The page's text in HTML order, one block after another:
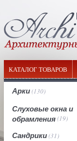
КАТАЛОГ ТОВАРОВ
Арки(130)
Слуховые окна и
обрамления(19)
Сандрики(31)